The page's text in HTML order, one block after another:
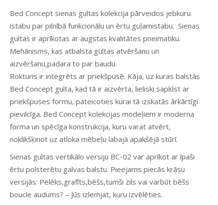
Bed Concept sienas gultas kolekcija pārveidos jebkuru
istabu par pilnībā funkcionālu un ērtu guļamistabu. Sienas
gultas ir aprīkotas ar augstas kvalitātes pneimatiku.
Mehānisms, kas atbalsta gultas atvēršanu un
aizvēršanu,padara to par baudu.
Rokturis ir integrēts ar priekšpusē. Kāja, uz kuras balstās
Bed Concept gulta, kad tā ir aizvērta, lieliski saplūst ar
priekšpuses formu, pateicoties kurai tā izskatās ārkārtīgi
pievilcīga. Bed Concept kolekcijas modeļiem ir moderna
forma un spēcīga konstrukcija, kuru varat atvērt,
noklikšķinot uz atloka mēbeļu labajā apakšējā stūrī.
Sienas gultas vertikālo versiju BC-02 var aprīkot ar īpaši
ērtu polsterētu galvas balstu. Pieejams piecās krāsu
versijās: Pelēks,grafīts,bēšs,tumši zils vai varbūt bēšs
boucle audums? – Jūs izlemjat, kuru izvēlēties.